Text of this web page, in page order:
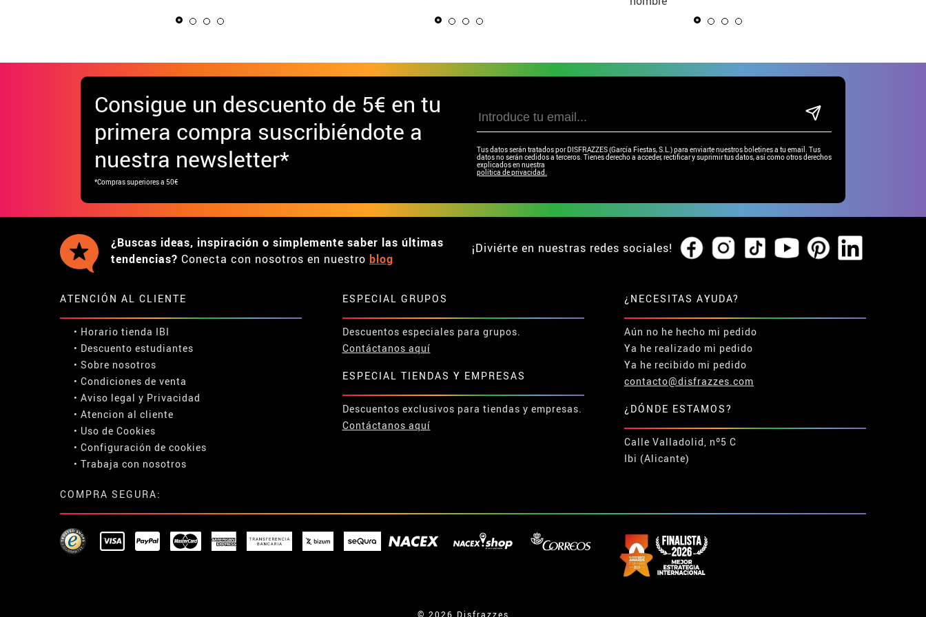
Consigue un descuento de 5€ en tu
primera compra suscribiéndote a
nuestra newsletter*
*Compras superiores a 50€
Tus datos serán tratados por DISFRAZZES (García Fiestas, S.L.) para enviarte nuestros boletines a tu email. Tus
datos no serán cedidos a terceros. Tienes derecho a acceder, rectificar y suprimir tus datos, así como otros derechos
explicados en nuestra
política de privacidad.
¿Buscas ideas, inspiración o simplemente saber las últimas
tendencias? Conecta con nosotros en nuestro blog
¡Diviérte en nuestras redes sociales!
ATENCIÓN AL CLIENTE
• Horario tienda IBI
• Descuento estudiantes
• Sobre nosotros
• Condiciones de venta
• Aviso legal y Privacidad
• Atencion al cliente
• Uso de Cookies
• Configuración de cookies
• Trabaja con nosotros
ESPECIAL GRUPOS
Descuentos especiales para grupos.
Contáctanos aquí
ESPECIAL TIENDAS Y EMPRESAS
Descuentos exclusivos para tiendas y empresas.
Contáctanos aquí
¿NECESITAS AYUDA?
Aún no he hecho mi pedido
Ya he realizado mi pedido
Ya he recibido mi pedido
contacto@disfrazzes.com
¿DÓNDE ESTAMOS?
Calle Valladolid, nº5 C
Ibi (Alicante)
COMPRA SEGURA:
© 2026 Disfrazzes